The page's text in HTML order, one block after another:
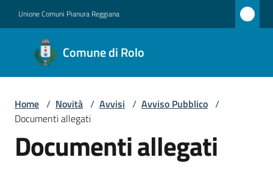
Unione Comuni Pianura Reggiana
Comune di Rolo
Comune
di Rolo
Amministrazione
Novità
Menu selezionato
Home / Novità / Avvisi / Avviso Pubblico /
Documenti allegati
Documenti allegati